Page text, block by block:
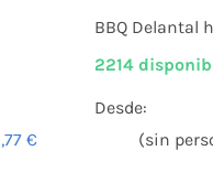
€
BBQ Delantal
2214
Desde:
(sin